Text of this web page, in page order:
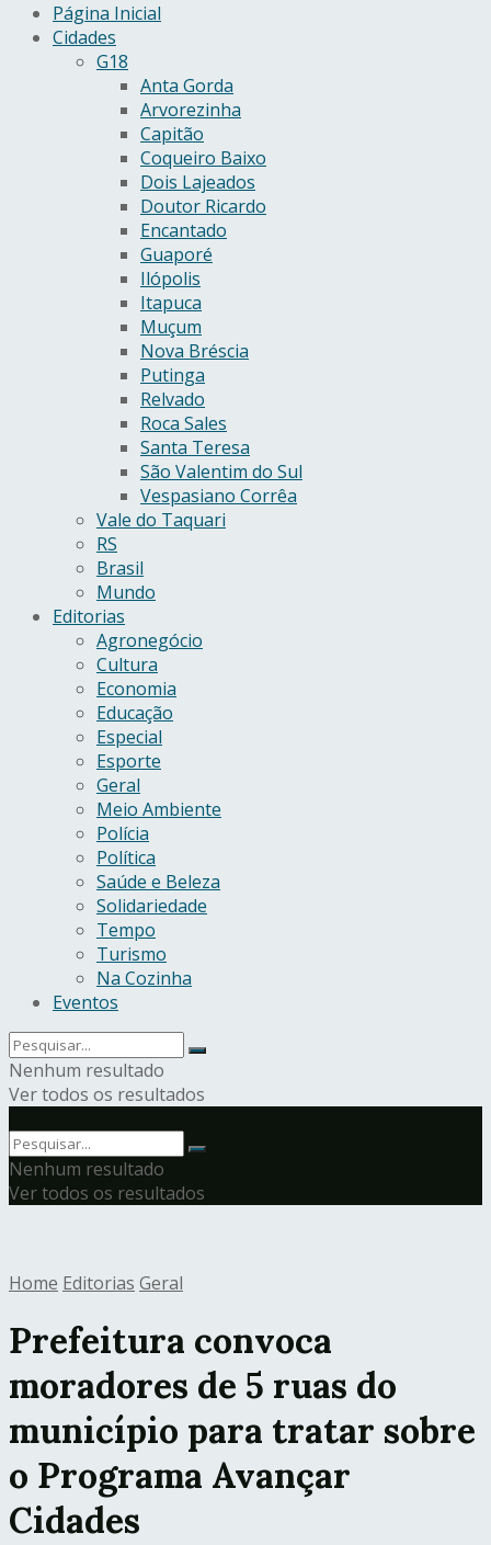
Página Inicial
Cidades
G18
Anta Gorda
Arvorezinha
Capitão
Coqueiro Baixo
Dois Lajeados
Doutor Ricardo
Encantado
Guaporé
Ilópolis
Itapuca
Muçum
Nova Bréscia
Putinga
Relvado
Roca Sales
Santa Teresa
São Valentim do Sul
Vespasiano Corrêa
Vale do Taquari
RS
Brasil
Mundo
Editorias
Agronegócio
Cultura
Economia
Educação
Especial
Esporte
Geral
Meio Ambiente
Polícia
Política
Saúde e Beleza
Solidariedade
Tempo
Turismo
Na Cozinha
Eventos
Nenhum resultado
Ver todos os resultados
Nenhum resultado
Ver todos os resultados
Home Editorias Geral
Prefeitura convoca
moradores de 5 ruas do
município para tratar sobre
o Programa Avançar
Cidades